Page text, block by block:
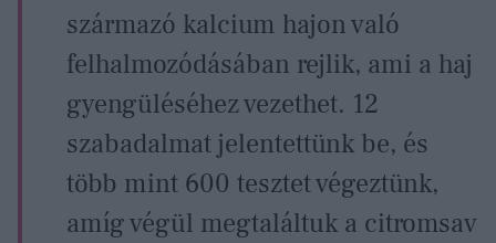
származó kalcium hajon való
felhalmozódásában rejlik, ami a haj
gyengüléséhez vezethet. 12
szabadalmat jelentettünk be, és
több mint 600 tesztet végeztünk,
amíg végül megtaláltuk a citromsav